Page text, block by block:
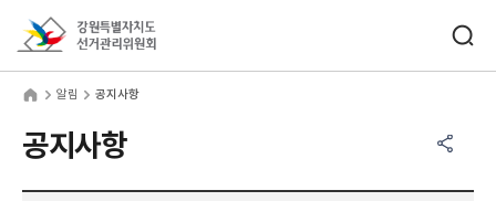
알림 공지사항
공지사항